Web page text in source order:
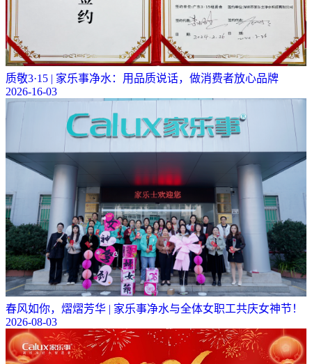
质敬3·15 | 家乐事净水：用品质说话，做消费者放心品牌
2026-16-03
春风如你，熠熠芳华 | 家乐事净水与全体女职工共庆女神节！
2026-08-03